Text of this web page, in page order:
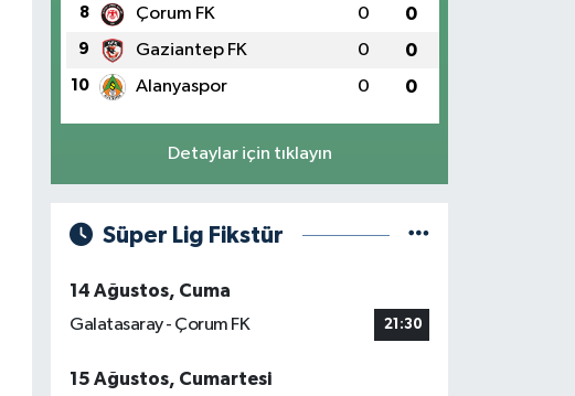
8 Çorum FK 0 0
9 Gaziantep FK 0 0
10 Alanyaspor 0 0
Detaylar için tıklayın
Süper Lig Fikstür
14 Ağustos, Cuma
Galatasaray - Çorum FK
21:30
15 Ağustos, Cumartesi